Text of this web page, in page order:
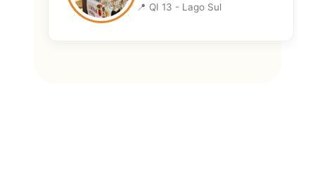
📍 QI 13 - Lago Sul